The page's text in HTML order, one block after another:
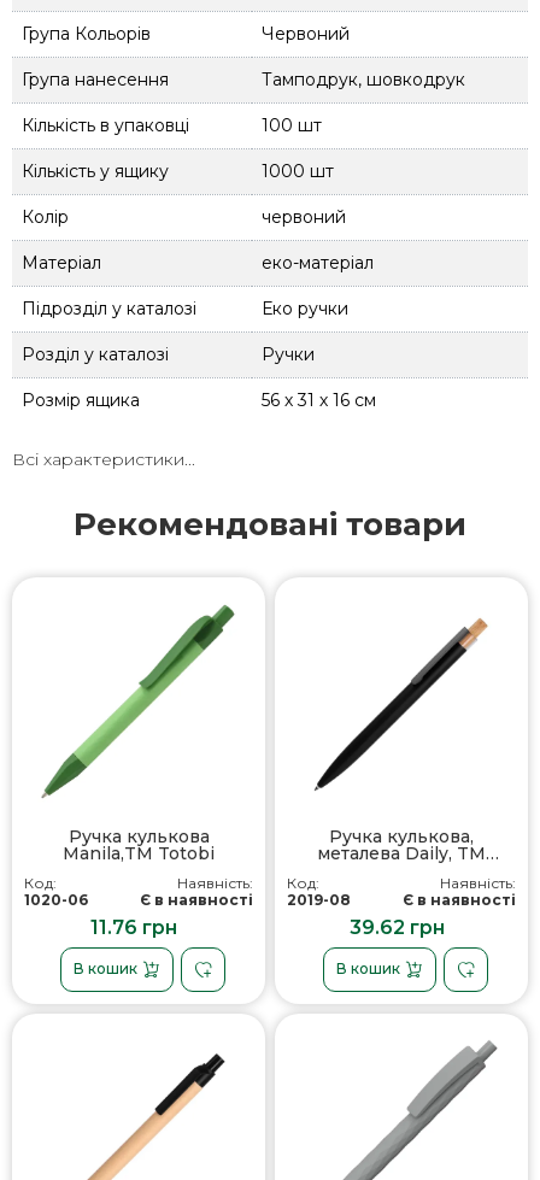
Група Кольорів Червоний
Група нанесення Тамподрук, шовкодрук
Кількість в упаковці 100 шт
Кількість у ящику 1000 шт
Колір червоний
Матеріал еко-матеріал
Підрозділ у каталозі Еко ручки
Розділ у каталозі Ручки
Розмір ящика 56 х 31 х 16 см
Всі характеристики...
Рекомендовані товари
Ручка кулькова
Manila,TM Totobi
Код:
1020-06
Наявність:
Є в наявності
11.76 грн
В кошик
Ручка кулькова,
металева Daily, TM
Код:
2019-08
Наявність:
Є в наявності
39.62 грн
В кошик